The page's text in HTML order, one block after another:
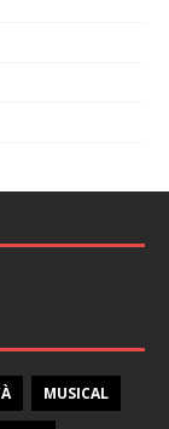
MUSICAL